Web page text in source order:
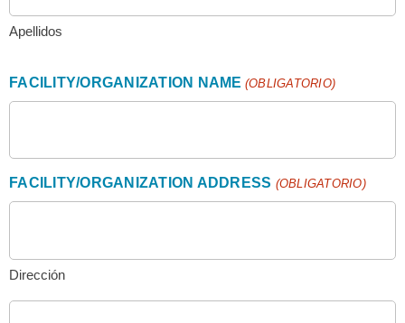
Apellidos
FACILITY/ORGANIZATION NAME (OBLIGATORIO)
FACILITY/ORGANIZATION ADDRESS (OBLIGATORIO)
Dirección